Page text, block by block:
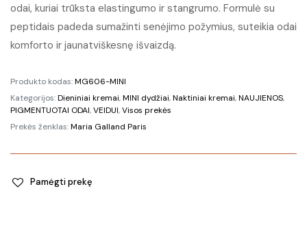
odai, kuriai trūksta elastingumo ir stangrumo. Formulė su
peptidais padeda sumažinti senėjimo požymius, suteikia odai
komforto ir jaunatviškesnę išvaizdą.
Produkto kodas:MG606-MINI
Kategorijos:Dieniniai kremai,MINI dydžiai,Naktiniai kremai,NAUJIENOS,
PIGMENTUOTAI ODAI,VEIDUI,Visos prekės
Prekės ženklas:Maria Galland Paris
Pamėgti prekę